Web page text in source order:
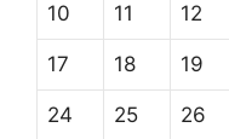
10 11 12
17 18 19
24 25 26